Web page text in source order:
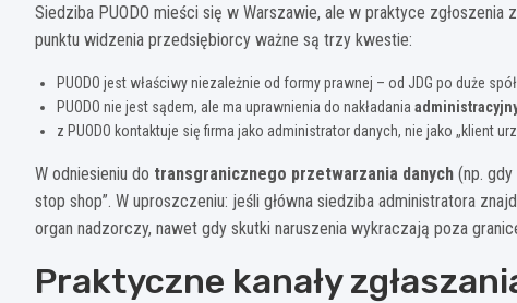
Siedziba PUODO mieści się w Warszawie, ale w praktyce zgłoszenia
punktu widzenia przedsiębiorcy ważne są trzy kwestie:
PUODO jest właściwy niezależnie od formy prawnej – od JDG po duże
PUODO nie jest sądem, ale ma uprawnienia do nakładania
z PUODO kontaktuje się firma jako administrator danych, nie jako „klient
W odniesieniu do transgranicznego przetwarzania danych (np.
stop shop”. W uproszczeniu: jeśli główna siedziba administratora
organ nadzorczy, nawet gdy skutki naruszenia wykraczają poza
Praktyczne kanały